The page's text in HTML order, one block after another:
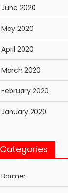
June 2020
May 2020
April 2020
March 2020
February 2020
January 2020
Categories
Barmer